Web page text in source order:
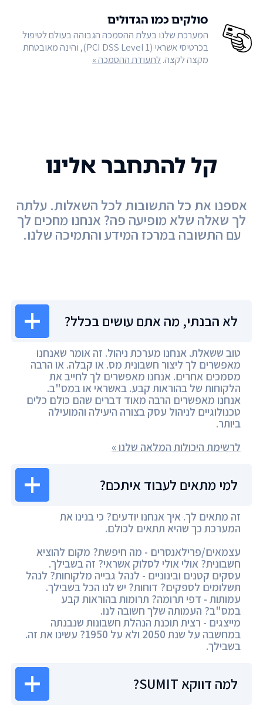
סולקים כמו הגדולים
המערכת שלנו בעלת ההסמכה הגבוהה בעולם לטיפול
בכרטיסי אשראי (PCI DSS Level 1), והינה מאובטחת
מקצה לקצה.לתעודת ההסמכה »
לא הבנתי, מה אתם עושים בכלל?
טוב ששאלת. אנחנו מערכת ניהול. זה אומר שאנחנו
מאפשרים לך ליצור חשבונית מס. או קבלה. או הרבה
מסמכים אחרים. אנחנו מאפשרים לך לחייב את
הלקוחות של בהוראות קבע. באשראי או במס"ב.
אנחנו מאפשרים הרבה מאוד דברים שהם כולם כלים
טכנולוגיים לניהול עסק בצורה היעילה והמועילה
ביותר.
לרשימת היכולות המלאה שלנו »
למי מתאים לעבוד איתכם?
זה מתאים לך. איך אנחנו יודעים? כי בנינו את
המערכת כך שהיא תתאים לכולם.
עצמאים/פרילאנסרים - מה חיפשת? מקום להוציא
חשבונית? אולי אולי לסלוק אשראי? זה בשבילך.
עסקים קטנים ובינוניים - לנהל גבייה מלקוחות? לנהל
תשלומים לספקים? דוחות? יש לנו הכל בשבילך.
עמותות - דפי תרומה? תרומות בהוראות קבע
במס"ב? העמותה שלך חשובה לנו.
מייצגים - רצית תוכנת הנהלת חשבונות שנבנתה
במחשבה על שנת 2050 ולא על 1950? עשינו את זה.
בשבילך.
למה דווקא SUMIT?
קל להתחבר אלינו
אספנו את כל התשובות לכל השאלות. עלתה
לך שאלה שלא מופיעה פה? אנחנו מחכים לך
עם התשובה במרכז המידע והתמיכה שלנו.